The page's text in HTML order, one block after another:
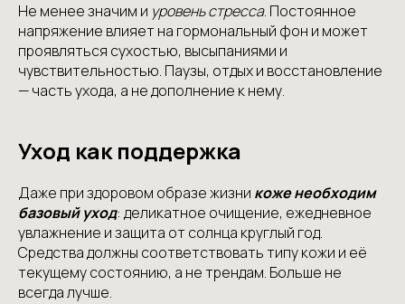
Не менее значим и уровень стресса. Постоянное
напряжение влияет на гормональный фон и может
проявляться сухостью, высыпаниями и
чувствительностью. Паузы, отдых и восстановление
— часть ухода, а не дополнение к нему.
Уход как поддержка
Даже при здоровом образе жизни коже необходим
базовый уход: деликатное очищение, ежедневное
увлажнение и защита от солнца круглый год.
Средства должны соответствовать типу кожи и её
текущему состоянию, а не трендам. Больше не
всегда лучше.